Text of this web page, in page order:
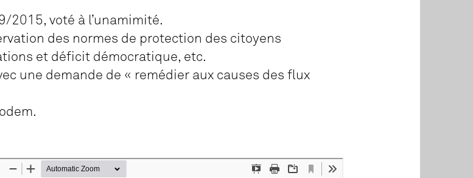
2015, voté à l’unamimité.
des normes de protection des citoyens
et déficit démocratique, etc.
une demande de « remédier aux causes des flux